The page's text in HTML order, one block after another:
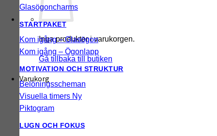
Inga produkter i varukorgen.
Gå tillbaka till butiken
Varukorg
Glasögoncharms
STARTPAKET
Kom igång – Glasögon
Kom igång – Ögonlapp
MOTIVATION OCH STRUKTUR
Belöningsscheman
Visuella timers
Piktogram
LUGN OCH FOKUS